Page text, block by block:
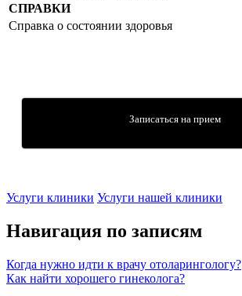
СПРАВКИ
Справка о состоянии здоровья
Записаться на прием
Услуги клиники Услуги нашей клиники
Навигация по записям
Когда нужно идти к врачу отоларингологу?
Как найти хорошего гинеколога?